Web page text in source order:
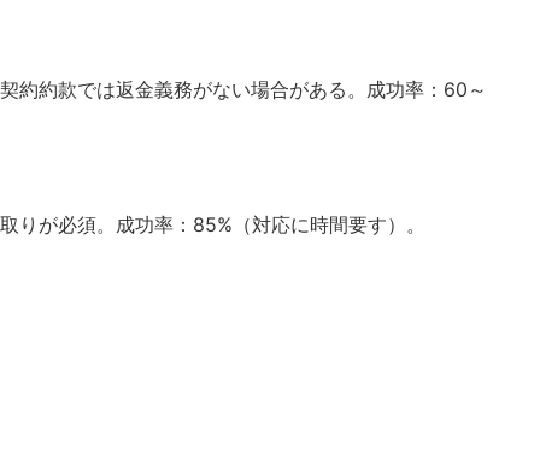
約約款では返金義務がない場合がある。成功率：60～
が必須。成功率：85%（対応に時間要す）。